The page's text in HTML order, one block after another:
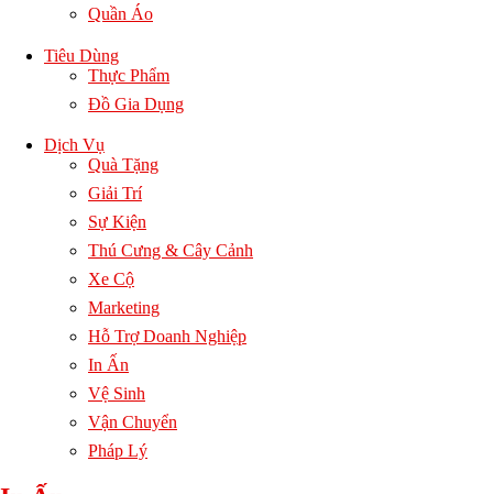
Quần Áo
Tiêu Dùng
Thực Phẩm
Đồ Gia Dụng
Dịch Vụ
Quà Tặng
Giải Trí
Sự Kiện
Thú Cưng & Cây Cảnh
Xe Cộ
Marketing
Hỗ Trợ Doanh Nghiệp
In Ấn
Vệ Sinh
Vận Chuyển
Pháp Lý